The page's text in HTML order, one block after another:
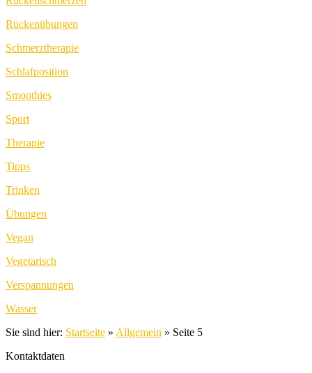
Rückenübungen
Schmerztherapie
Schlafposition
Smoothies
Sport
Therapie
Tipps
Trinken
Übungen
Vegan
Vegetarisch
Verspannungen
Wasser
Sie sind hier: Startseite » Allgemein » Seite 5
Kontaktdaten